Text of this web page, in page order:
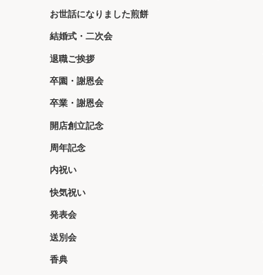
お世話になりました煎餅
結婚式・二次会
退職ご挨拶
卒園・謝恩会
卒業・謝恩会
開店創立記念
周年記念
内祝い
快気祝い
発表会
送別会
香典